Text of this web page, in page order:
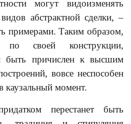
могут видоизменять
абстрактной сделки, –
примерами. Таким образом,
по своей конструкции,
быть причислен к высшим
вовсе неспособен
каузальный момент.
перестанет быть